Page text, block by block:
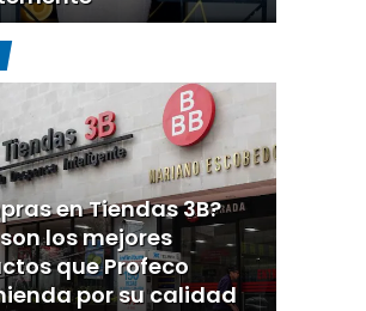
en Tiendas 3B?
los mejores
que Profeco
por su calidad